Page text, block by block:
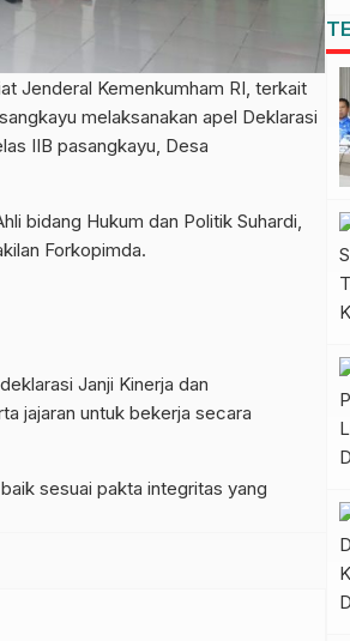
Jenderal Kemenkumham RI, terkait
melaksanakan apel Deklarasi
IIB pasangkayu, Desa
bidang Hukum dan Politik Suhardi,
Forkopimda.
Janji Kinerja dan
jajaran untuk bekerja secara
sesuai pakta integritas yang